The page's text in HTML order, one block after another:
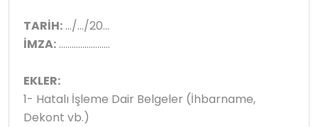
TARİH: .../.../20...
İMZA: ........................
EKLER:
1- Hatalı İşleme Dair Belgeler (İhbarname,
Dekont vb.)